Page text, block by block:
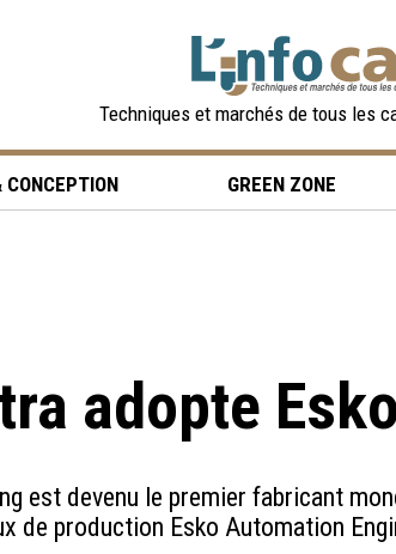
Techniques et marchés de tous les
CONCEPTION GREEN ZONE
adopte
est devenu le premier fabricant
de production Esko Automation